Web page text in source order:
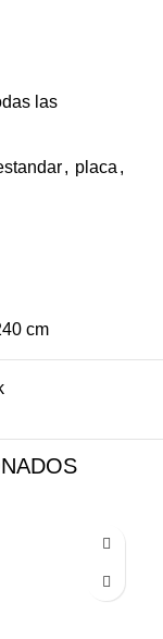
las
, placa ,
cm